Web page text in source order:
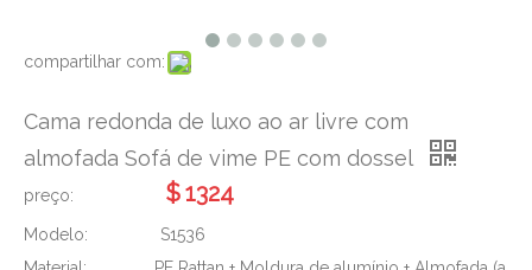
compartilhar com:
Cama redonda de luxo ao ar livre com
almofada Sofá de vime PE com dossel
preço: $1324
Modelo:
S1536